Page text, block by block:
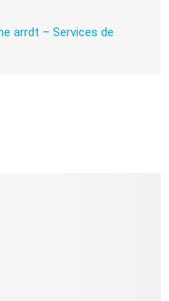
arrdt – Services de